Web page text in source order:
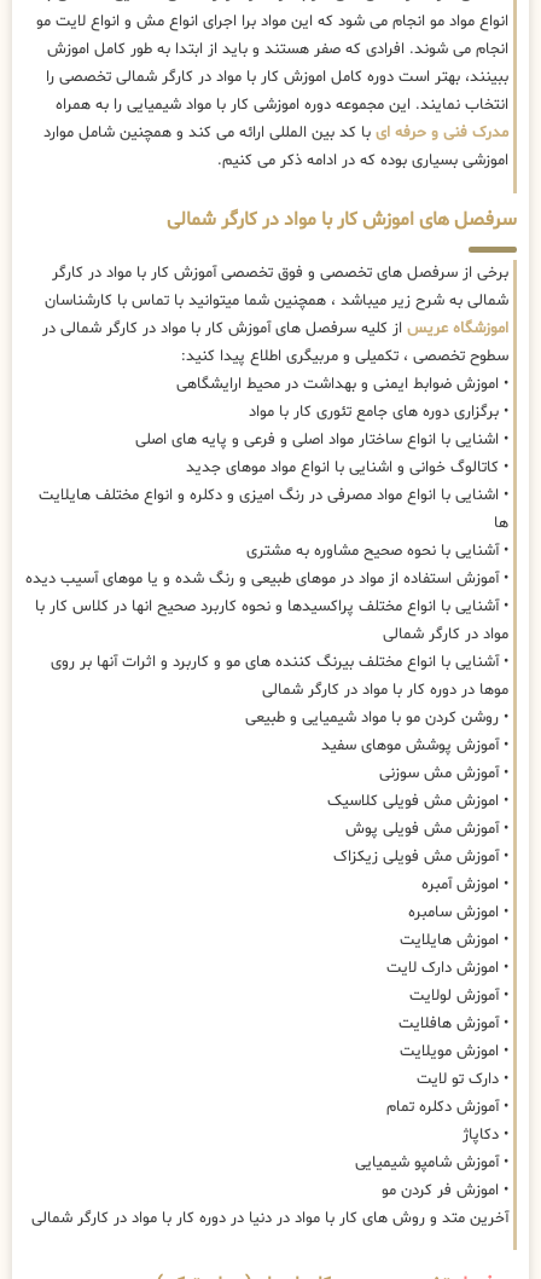
انواع مواد مو انجام می شود که این مواد برا اجرای انواع مش و انواع لایت مو
انجام می شوند. افرادی که صفر هستند و باید از ابتدا به طور کامل اموزش
ببینند، بهتر است دوره کامل اموزش کار با مواد در کارگر شمالی تخصصی را
انتخاب نمایند. این مجموعه دوره اموزشی کار با مواد شیمیایی را به همراه
مدرک فنی و حرفه ای با کد بین المللی ارائه می کند و همچنین شامل موارد
اموزشی بسیاری بوده که در ادامه ذکر می کنیم.
سرفصل های اموزش کار با مواد در کارگر شمالی
برخی از سرفصل های تخصصی و فوق تخصصی آموزش کار با مواد در کارگر
شمالی به شرح زیر میباشد ، همچنین شما میتوانید با تماس با کارشناسان
اموزشگاه عریس از کلیه سرفصل های آموزش کار با مواد در کارگر شمالی در
سطوح تخصصی ، تکمیلی و مربیگری اطلاع پیدا کنید:
• اموزش ضوابط ایمنی و بهداشت در محیط ارایشگاهی
• برگزاری دوره های جامع تئوری کار با مواد
• اشنایی با انواع ساختار مواد اصلی و فرعی و پایه های اصلی
• کاتالوگ خوانی و اشنایی با انواع مواد موهای جدید
• اشنایی با انواع مواد مصرفی در رنگ امیزی و دکلره و انواع مختلف هایلایت
ها
• آشنایی با نحوه صحیح مشاوره به مشتری
• آموزش استفاده از مواد در موهای طبیعی و رنگ شده و یا موهای آسیب دیده
• آشنایی با انواع مختلف پراکسیدها و نحوه کاربرد صحیح انها در کلاس کار با
مواد در کارگر شمالی
• آشنایی با انواع مختلف بیرنگ کننده های مو و کاربرد و اثرات آنها بر روی
موها در دوره کار با مواد در کارگر شمالی
• روشن کردن مو با مواد شیمیایی و طبیعی
• آموزش پوشش موهای سفید
• آموزش مش سوزنی
• اموزش مش فویلی کلاسیک
• آموزش مش فویلی پوش
• آموزش مش فویلی زیکزاک
• اموزش آمبره
• اموزش سامبره
• اموزش هایلایت
• اموزش دارک لایت
• آموزش لولایت
• آموزش هافلایت
• اموزش مویلایت
• دارک تو لایت
• آموزش دکلره تمام
• دکاپاژ
• آموزش شامپو شیمیایی
• اموزش فر کردن مو
آخرین متد و روش های کار با مواد در دنیا در دوره کار با مواد در کارگر شمالی